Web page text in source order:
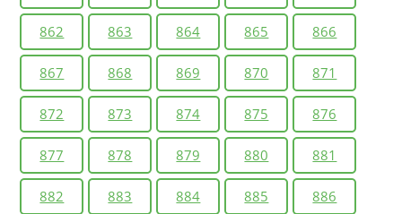
862 863 864 865 866
867 868 869 870 871
872 873 874 875 876
877 878 879 880 881
882 883 884 885 886